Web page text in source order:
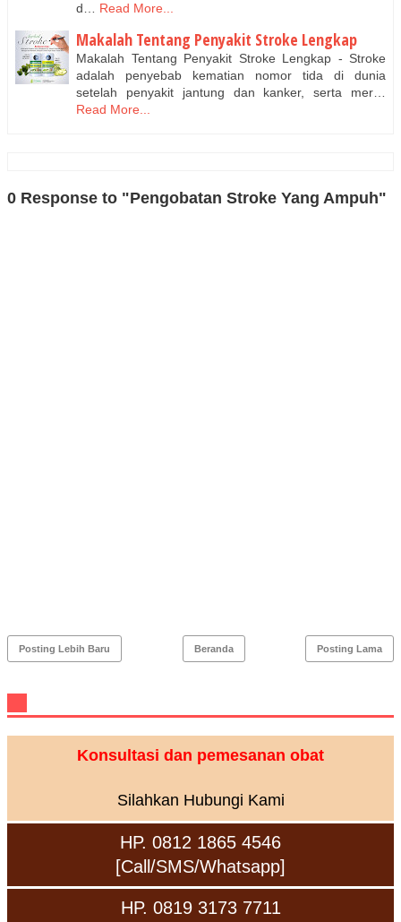
d… Read More...
Makalah Tentang Penyakit Stroke Lengkap
Makalah Tentang Penyakit Stroke Lengkap - Stroke
adalah penyebab kematian nomor tida di dunia
setelah penyakit jantung dan kanker, serta mer…
Read More...
0 Response to "Pengobatan Stroke Yang Ampuh"
Posting Lebih Baru Posting Lama
Beranda
Konsultasi dan pemesanan obat
Silahkan Hubungi Kami
HP. 0812 1865 4546
[Call/SMS/Whatsapp]
HP. 0819 3173 7711